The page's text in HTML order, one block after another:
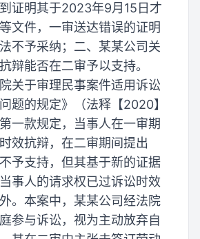
证明其于2023年9月15日才
文件，一审送达错误的证明
不予采纳；二、某某公司关
辩能否在二审予以支持。
关于审理民事案件适用诉讼
题的规定》（法释【2020】
一款规定，当事人在一审期
效抗辩，在二审期间提出
予支持，但其基于新的证据
事人的请求权已过诉讼时效
。本案中，某某公司经法院
参与诉讼，视为主动放弃自